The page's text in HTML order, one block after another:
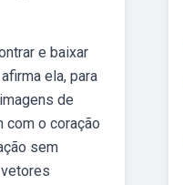
e baixar
ela, para
de
com o coração
sem